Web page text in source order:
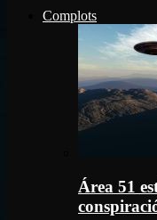
Complots
Área 51